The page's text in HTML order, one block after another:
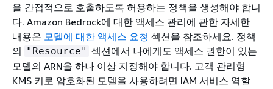
을 간접적으로 호출하도록 허용하는 정책을 생성해야 합니
다. Amazon Bedrock에 대한 액세스 관리에 관한 자세한
내용은 모델에 대한 액세스 요청 섹션을 참조하세요. 정책
의 "Resource" 섹션에서 나에게도 액세스 권한이 있는
모델의 ARN을 하나 이상 지정해야 합니다. 고객 관리형
KMS 키로 암호화된 모델을 사용하려면 IAM 서비스 역할